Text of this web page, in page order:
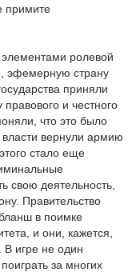
примите
ролевой
эфемерную страну
приняли
и честного
что это было
вернули армию
стало еще
свою деятельность,
Правительство
в поимке
и они, кажется,
В игре не один
за многих